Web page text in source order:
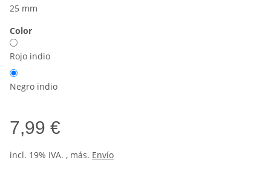
25 mm
Color
Rojo indio
Negro indio
7,99 €
incl. 19% IVA. , más. Envío